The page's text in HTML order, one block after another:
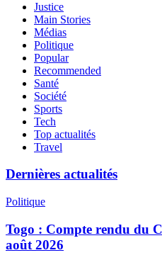
Justice
Main Stories
Médias
Politique
Popular
Recommended
Santé
Société
Sports
Tech
Top actualités
Travel
Dernières actualités
Politique
Togo : Compte rendu du
août 2026